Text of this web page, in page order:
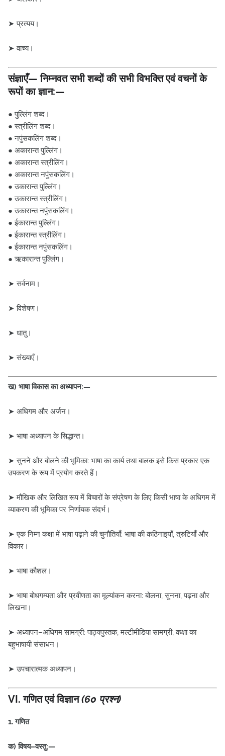
➤ प्रत्यय।
➤ वाच्य।
संज्ञाएँ— निम्नवत सभी शब्दों की सभी विभक्ति एवं वचनों के
रूपों का ज्ञान:—
● पुल्लिंग शब्द।
● स्त्रीलिंग शब्द।
● नपुंसकलिंग शब्द।
● अकारान्त पुल्लिंग।
● अकारान्त स्त्रीलिंग।
● अकारान्त नपुंसकलिंग।
● उकारान्त पुल्लिंग।
● उकारान्त स्त्रीलिंग।
● उकारान्त नपुंसकलिंग।
● ईकारान्त पुल्लिंग।
● ईकारान्त स्त्रीलिंग।
● ईकारान्त नपुंसकलिंग।
● ऋकारान्त पुल्लिंग।
➤ सर्वनाम।
➤ विशेषण।
➤ धातु।
➤ संख्याएँ।
ख) भाषा विकास का अध्यापन:—
➤ अधिगम और अर्जन।
➤ भाषा अध्यापन के सिद्धान्त।
➤ सुनने और बोलने की भूमिका: भाषा का कार्य तथा बालक इसे किस प्रकार एक
उपकरण के रूप में प्रयोग करते हैं।
➤ मौखिक और लिखित रूप में विचारों के संप्रेषण के लिए किसी भाषा के अधिगम में
व्याकरण की भूमिका पर निर्णायक संदर्भ।
➤ एक निम्न कक्षा में भाषा पढ़ाने की चुनौतियाँ; भाषा की कठिनाइयाँ, त्रुटियाँ और
विकार।
➤ भाषा कौशल।
➤ भाषा बोधगम्यता और प्रवीणता का मूल्यांकन करना: बोलना, सुनना, पढ़ना और
लिखना।
➤ अध्यापन–अधिगम सामग्री: पाठ्यपुस्तक, मल्टीमीडिया सामग्री, कक्षा का
बहुभाषायी संसाधन।
➤ उपचारात्मक अध्यापन।
VI. गणित एवं विज्ञान (60 प्रश्न)
1. गणित
क) विषय–वस्तु:—